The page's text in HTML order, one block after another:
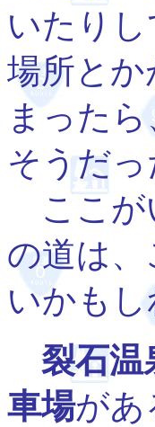
いたり
場所と
まった
そうだっ
ここが
の道は
いかも
裂石温
車場があ